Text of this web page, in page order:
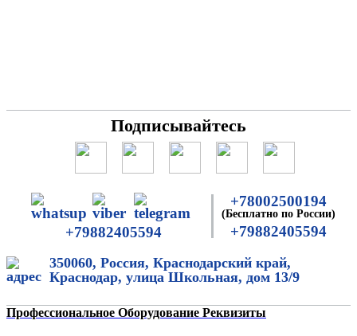
350060, Россия, Краснодарский край,
Краснодар, улица Школьная, дом 13/9
+79882405594
+78002500194
(Бесплатно по России)
+79882405594
Подписывайтесь
Профессиональное Оборудование Реквизиты